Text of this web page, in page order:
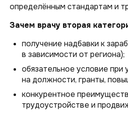
определённым стандартам и
Зачем врачу вторая
получение надбавки к
в зависимости от региона);
обязательное условие при
на должности, гранты,
конкурентное
трудоустройстве и